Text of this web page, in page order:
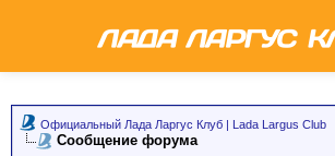
Официальный Лада Ларгус Клуб | Lada Largus Club
Сообщение форума